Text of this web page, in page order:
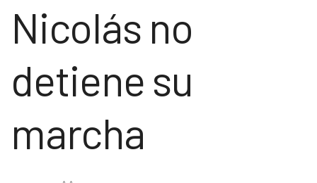
Nicolás no
detiene su
marcha